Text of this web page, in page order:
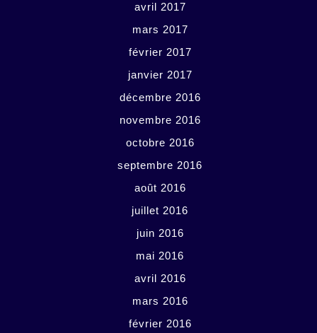
avril 2017
mars 2017
février 2017
janvier 2017
décembre 2016
novembre 2016
octobre 2016
septembre 2016
août 2016
juillet 2016
juin 2016
mai 2016
avril 2016
mars 2016
février 2016